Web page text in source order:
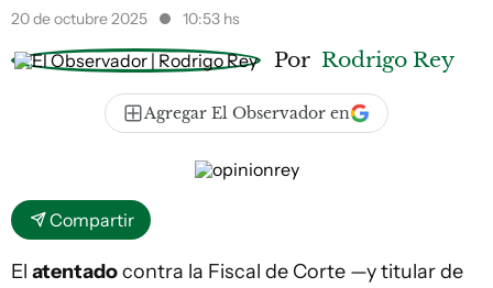
20 de octubre 2025 10:53 hs
Por Rodrigo Rey
Agregar El Observador en
Compartir
El atentadocontra la Fiscal de Corte —y titular de